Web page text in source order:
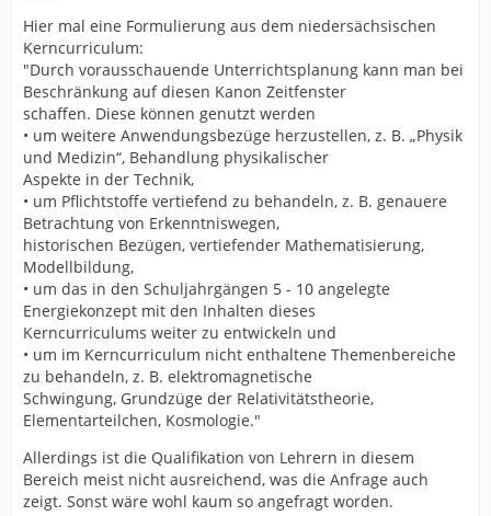
Hier mal eine Formulierung aus dem niedersächsischen
Kerncurriculum:
"Durch vorausschauende Unterrichtsplanung kann man bei
Beschränkung auf diesen Kanon Zeitfenster
schaffen. Diese können genutzt werden
• um weitere Anwendungsbezüge herzustellen, z. B. „Physik
und Medizin“, Behandlung physikalischer
Aspekte in der Technik,
• um Pflichtstoffe vertiefend zu behandeln, z. B. genauere
Betrachtung von Erkenntniswegen,
historischen Bezügen, vertiefender Mathematisierung,
Modellbildung,
• um das in den Schuljahrgängen 5 - 10 angelegte
Energiekonzept mit den Inhalten dieses
Kerncurriculums weiter zu entwickeln und
• um im Kerncurriculum nicht enthaltene Themenbereiche
zu behandeln, z. B. elektromagnetische
Schwingung, Grundzüge der Relativitätstheorie,
Elementarteilchen, Kosmologie."
Allerdings ist die Qualifikation von Lehrern in diesem
Bereich meist nicht ausreichend, was die Anfrage auch
zeigt. Sonst wäre wohl kaum so angefragt worden.